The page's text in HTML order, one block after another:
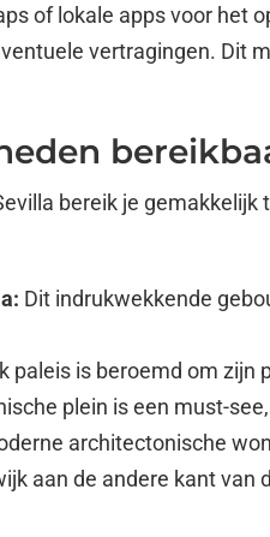
of lokale apps voor het
vertragingen. Dit
bereik je
Dit indrukwekkende
paleis is beroemd om
plein is een must-
architectonische
aan de andere kant